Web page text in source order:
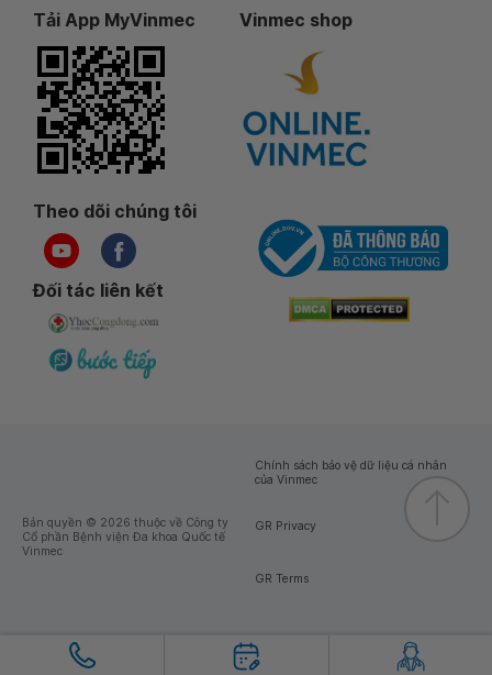
Tải App MyVinmec Vinmec shop
Theo dõi chúng tôi
Đối tác liên kết
Bản quyền © 2026 thuộc về Công ty
Cổ phần Bệnh viện Đa khoa Quốc tế
Vinmec
Chính sách bảo vệ dữ liệu cá nhân
của Vinmec
GR Privacy
GR Terms